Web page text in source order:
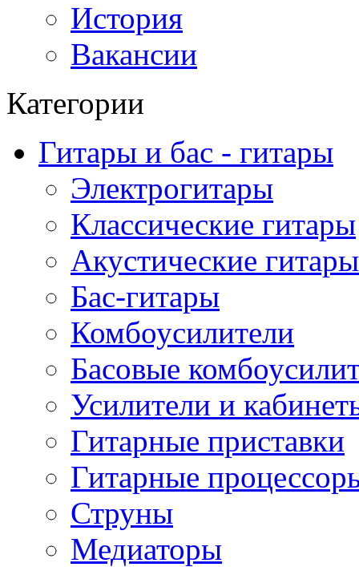
История
Вакансии
Категории
Гитары и бас - гитары
Электрогитары
Классические гитары
Акустические гитары
Бас-гитары
Комбоусилители
Басовые
Усилители и
Гитарные приставки
Гитарные
Струны
Медиаторы